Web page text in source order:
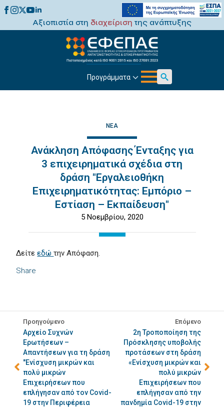
Αξιοπιστία στη διαχείριση της ανάπτυξης
Προγράμματα
Search
ΝΈΑ
Ανάκληση Απόφασης Ένταξης για
3 επιχειρηματικά σχέδια στη
δράση "Εργαλειοθήκη
Επιχειρηματικότητας: Εμπόριο –
Εστίαση – Εκπαίδευση"
5 Νοεμβρίου, 2020
Share
Δείτεεδώτην Απόφαση.
Προηγούμενο
Αρχείο Συχνών
Ερωτήσεων –
Απαντήσεων για τη δράση
"Ενίσχυση μικρών και
πολύ μικρών
Επιχειρήσεων που
επλήγησαν από τον Covid-
19 στην Περιφέρεια
Επόμενο
2η Τροποποίηση της
Πρόσκλησης υποβολής
προτάσεων στη δράση
«Ενίσχυση μικρών και
πολύ μικρών
Επιχειρήσεων που
επλήγησαν από την
πανδημία Covid-19 στην